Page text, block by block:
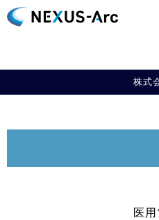
株式
医